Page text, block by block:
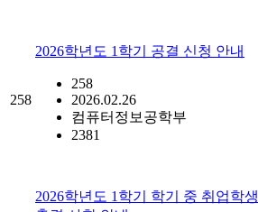
258
2026학년도 1학기 공결 신청 안내
258
2026.02.26
컴퓨터정보공학부
2381
2026학년도 1학기 학기 중 취업학생